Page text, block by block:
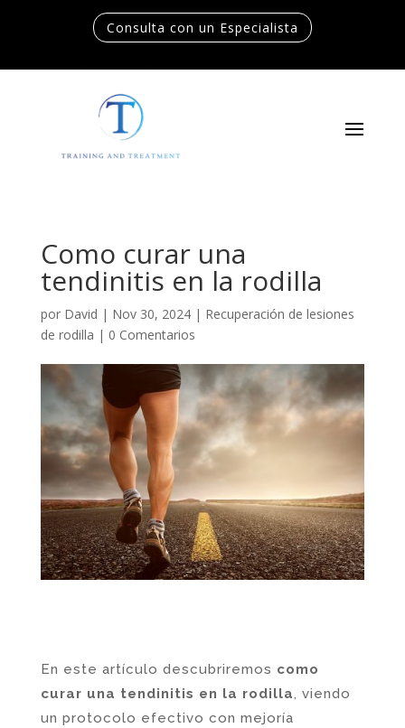
Consulta con un Especialista
Como curar una
tendinitis en la rodilla
por David | Nov 30, 2024| Recuperación de lesiones
de rodilla | 0 Comentarios
En este artículo descubriremos como
curar una tendinitis en la rodilla, viendo
un protocolo efectivo con mejoría